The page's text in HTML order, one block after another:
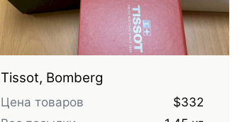
Tissot, Bomberg
Цена товаров
$332